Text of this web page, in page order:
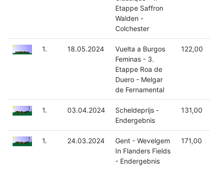
Etappe Saffron
Walden -
Colchester
1. 18.05.2024
Vuelta a Burgos
Feminas - 3.
Etappe Roa de
Duero - Melgar
de Fernamental
122,00
1. 03.04.2024
Scheldeprijs -
Endergebnis
131,00
1. 24.03.2024
Gent - Wevelgem
In Flanders Fields
- Endergebnis
171,00